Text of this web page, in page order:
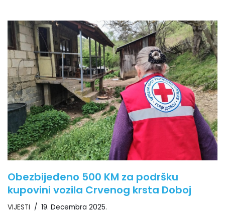
Obezbijeđeno 500 KM za podršku
kupovini vozila Crvenog krsta Doboj
VIJESTI 19. Decembra 2025.